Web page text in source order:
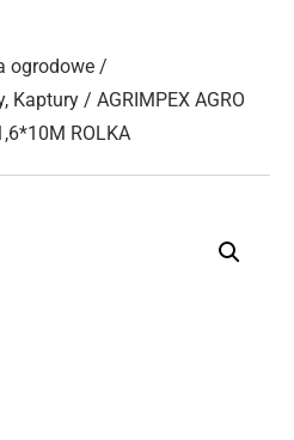
ogrodowe /
Kaptury / AGRIMPEX AGRO
ROLKA